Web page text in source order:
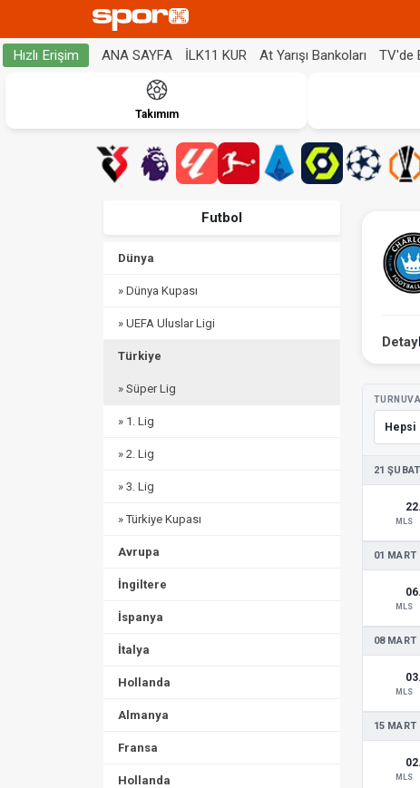
Hızlı Erişim ANA SAYFA İLK11 KUR At Yarışı Bankoları TV'de
Takımım
Futbol
Dünya
» Dünya Kupası
» UEFA Uluslar Ligi
Türkiye
» Süper Lig
» 1. Lig
» 2. Lig
» 3. Lig
» Türkiye Kupası
Avrupa
İngiltere
İspanya
İtalya
Hollanda
Almanya
Fransa
Hollanda
Detay
TURNUVA
21
MLS
01 MART
MLS
08 MART
MLS
15 MART
MLS